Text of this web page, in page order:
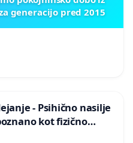
generacijo pred 2015
- Psihično nasilje
kot fizično